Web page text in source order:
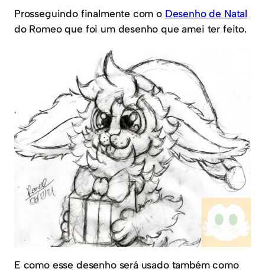
Prosseguindo finalmente com o Desenho de Natal
do Romeo que foi um desenho que amei ter feito.
E como esse desenho será usado também como